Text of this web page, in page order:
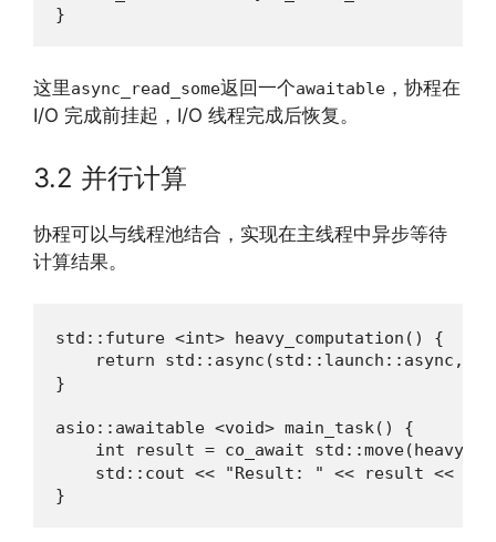
}
这里async_read_some返回一个awaitable ，协程在
I/O 完成前挂起，I/O 线程完成后恢复。
3.2 并行计算
协程可以与线程池结合，实现在主线程中异步等待
计算结果。
std::future <int> heavy_computation() {
return std::async(std::launch::async,
}
asio::awaitable <void> main_task() {
int result = co_await
std::cout << "Result: " << result <<
}